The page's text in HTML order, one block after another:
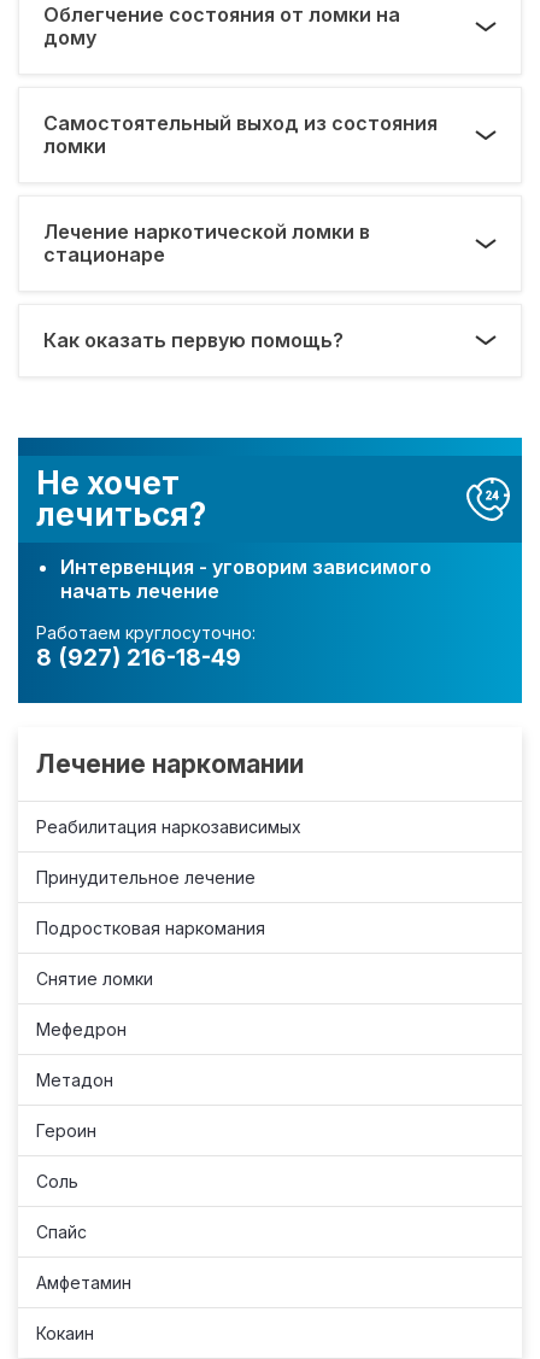
Не хочет
лечиться?
Интервенция - уговорим зависимого
начать лечение
Работаем круглосуточно:
8 (927) 216-18-49
Лечение наркомании
Реабилитация наркозависимых
Принудительное лечение
Подростковая наркомания
Снятие ломки
Мефедрон
Метадон
Героин
Соль
Спайс
Амфетамин
Кокаин
Облегчение состояния от ломки на
дому
Самостоятельный выход из состояния
ломки
Лечение наркотической ломки в
стационаре
Как оказать первую помощь?